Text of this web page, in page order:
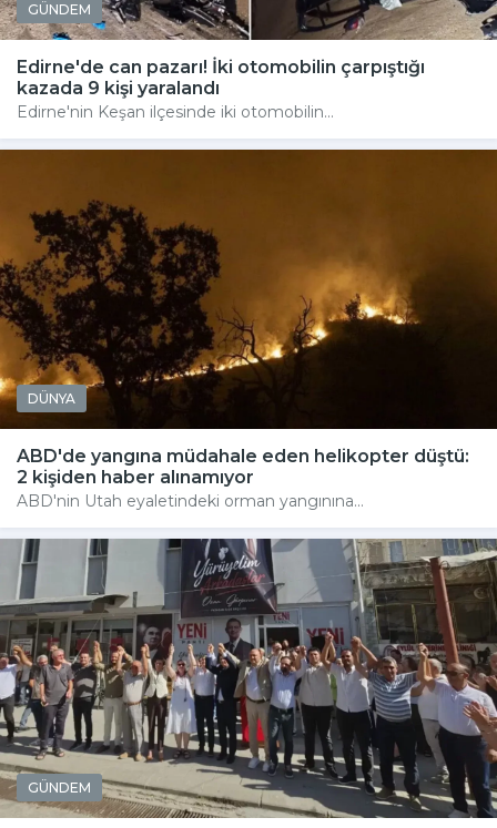
GÜNDEM
Edirne'de can pazarı! İki otomobilin çarpıştığı
kazada 9 kişi yaralandı
Edirne'nin Keşan ilçesinde iki otomobilin...
DÜNYA
ABD'de yangına müdahale eden helikopter düştü:
2 kişiden haber alınamıyor
ABD'nin Utah eyaletindeki orman yangınına...
GÜNDEM